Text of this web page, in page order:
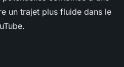
un trajet plus fluide dans le